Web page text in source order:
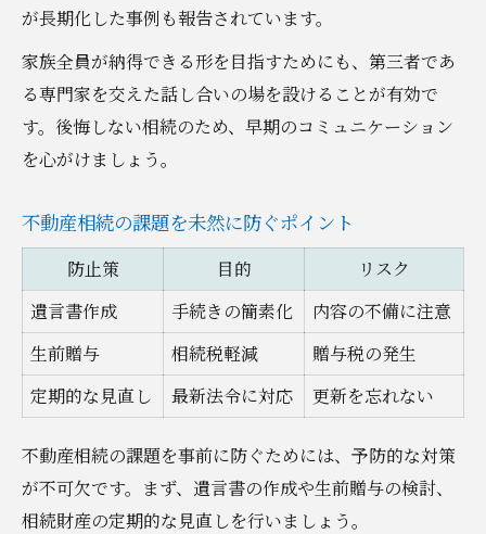
が長期化した事例も報告されています。
家族全員が納得できる形を目指すためにも、第三者であ
る専門家を交えた話し合いの場を設けることが有効で
す。後悔しない相続のため、早期のコミュニケーション
を心がけましょう。
不動産相続の課題を未然に防ぐポイント
防止策 目的
リスク
遺言書作成
手続きの簡素化
内容の不備に注意
生前贈与
相続税軽減
贈与税の発生
定期的な見直し
最新法令に対応 更新を忘れない
不動産相続の課題を事前に防ぐためには、予防的な対策
が不可欠です。まず、遺言書の作成や生前贈与の検討、
相続財産の定期的な見直しを行いましょう。